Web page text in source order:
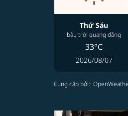
Thứ Sáu
bầu trời quang đãng
33°C
2026/08/07
Cung cấp bởi::